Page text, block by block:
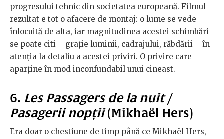
progresului tehnic din societatea europeană. Filmul
rezultat e tot o afacere de montaj: o lume se vede
înlocuită de alta, iar magnitudinea acestei schimbări
se poate citi – grație luminii, cadrajului, răbdării – în
atenția la detaliu a acestei priviri. O privire care
aparține în mod inconfundabil unui cineast.
6. Les Passagers de la nuit /
Pasagerii nopții(Mikhaël Hers)
Era doar o chestiune de timp până ce Mikhaël Hers,